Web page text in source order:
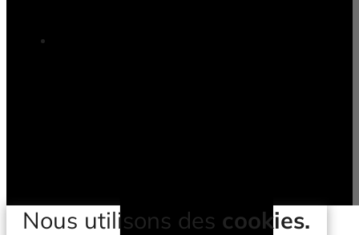
Nous utilisons des cookies.